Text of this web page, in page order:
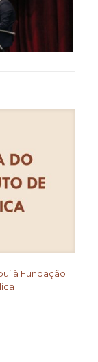
à Fundação